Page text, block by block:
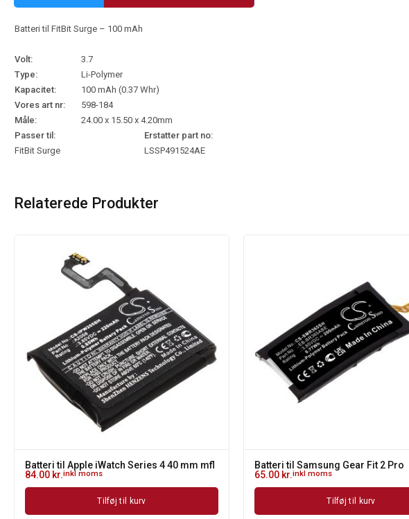
Batteri til FitBit Surge – 100 mAh
Volt:
3.7
Type:
Li-Polymer
Kapacitet:
100 mAh (0.37 Whr)
Vores art nr:
598-184
Måle:
24.00 x 15.50 x 4.20mm
Passer til:
Erstatter part no:
FitBit Surge
LSSP491524AE
Relaterede Produkter
Batteri til Apple iWatch Series 4 40 mm mfl
84.00 kr.inkl moms
Tilføj til kurv
Batteri til Samsung Gear Fit 2 Pro
65.00 kr.inkl moms
Tilføj til kurv